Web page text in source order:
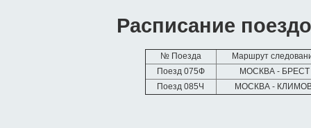
Расписание
№ Поезда
Маршрут
Поезд 075Ф
МОСКВА - БРЕСТ
Поезд 085Ч
МОСКВА -